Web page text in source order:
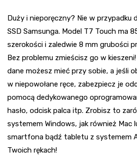
Duży i nieporęczny? Nie w przypadku
SSD Samsunga. Model T7 Touch ma
szerokości i zaledwie 8 mm grubości
Bez problemu zmieścisz go w
dane możesz mieć przy sobie, a jeśli
w niepowołane ręce, zabezpiecz je
pomocą dedykowanego
hasło, odcisk palca itp. Zrobisz to
systemem Windows, jak również Mac
smartfona bądź tabletu z systemem
Twoich rękach!